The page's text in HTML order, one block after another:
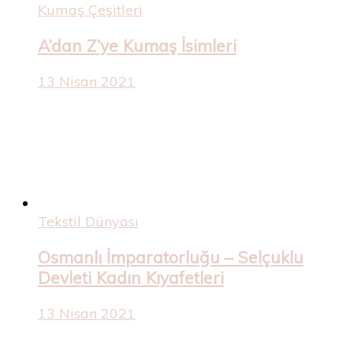
Kumaş Çeşitleri
A’dan Z’ye Kumaş İsimleri
13 Nisan 2021
Tekstil Dünyası
Osmanlı İmparatorluğu – Selçuklu
Devleti Kadın Kıyafetleri
13 Nisan 2021